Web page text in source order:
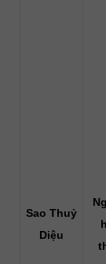
Sao Thuỷ
Diệu